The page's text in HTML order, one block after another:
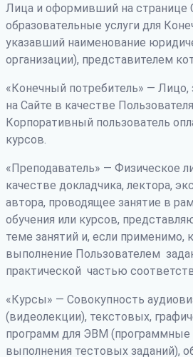
Лица и оформивший на странице
образовательные услуги для
указавший наименование
организации), представителем
«Конечный потребитель» — Лицо,
на Сайте в качестве
Корпоративный пользователь
курсов.
«Преподаватель» — Физическое
качестве докладчика, лектора,
автора, проводящее занятие в
обучения или курсов,
теме занятий и, если
выполнение Пользователем
практической частью
«Курсы» — Совокупность
(видеолекции), текстовых,
программ для ЭВМ (программные
выполнения тестовых заданий),